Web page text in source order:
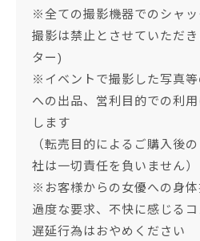
※全ての撮影機器でのシャ
撮影は禁止とさせていただ
ター)
※イベントで撮影した写真
への出品、営利目的での利
します
（転売目的によるご購入後
社は一切責任を負いません）
※お客様からの女優への身体
過度な要求、不快に感じる
遅延行為はおやめください